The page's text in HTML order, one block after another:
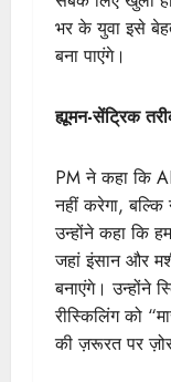
भर के युवा इसे
बना पाएंगे।
ह्यूमन-सेंट्रिक
PM ने कहा कि
नहीं करेगा, बल्कि
उन्होंने कहा कि
जहां इंसान और
बनाएंगे। उन्होंने
रीस्किलिंग को
की ज़रूरत पर ज़ोर